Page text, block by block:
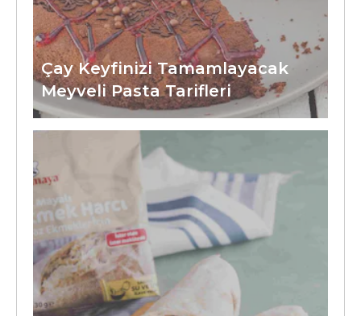
Çay Keyfinizi Tamamlayacak
Meyveli Pasta Tarifleri